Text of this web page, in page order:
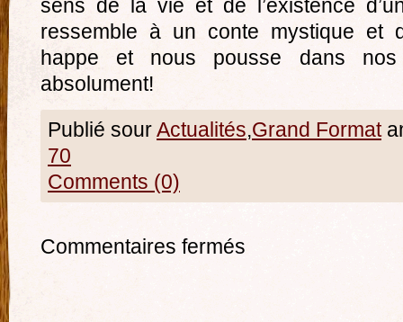
sens de la vie et de l’existence
ressemble à un conte mystique et
happe et nous pousse dans nos
absolument!
Publié sourActualités,Grand Format
70
Comments (0)
Commentaires fermés